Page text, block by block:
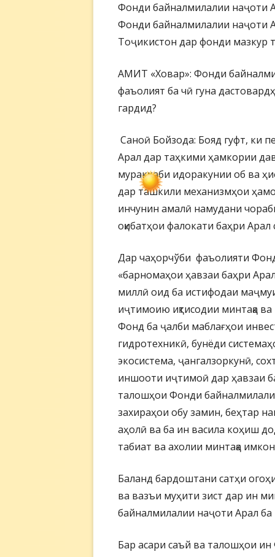
Фонди байналмилалии наҷоти
Фонди байналмилалии наҷоти
Тоҷикистон дар фонди мазкур
АМИТ «Ховар»: Фонди
фаъолият ба чӣ гуна
гардид?
Саноӣ Бойзода: Бояд гуфт, ки
Арал дар таҳкими ҳамкории
мураккаби идоракунии об ва
дар ташкили механизмҳои
инчунин амалӣ намудани
оқибатҳои фалокати баҳри Арал
Дар чаҳорчўби фаъолияти
«барномаҳои ҳавзаи баҳри
миллӣ оид ба истифодаи
иҷтимоию иқтисодии минтақа
Фонд ба ҷалби маблағҳои
гидротехникӣ, бунёди
экосистема, ҷангалзоркунӣ,
иншооти иҷтимоӣ дар ҳавзаи
талошҳои Фонди
захираҳои обу замин, беҳтар
аҳолӣ ва ба ин васила коҳиш
табиат ва ахолии минтақа
Баланд бардоштани сатҳи
ва вазъи муҳити зист дар ин
байналмилалии наҷоти Арал
Бар асари саъй ва талошҳои